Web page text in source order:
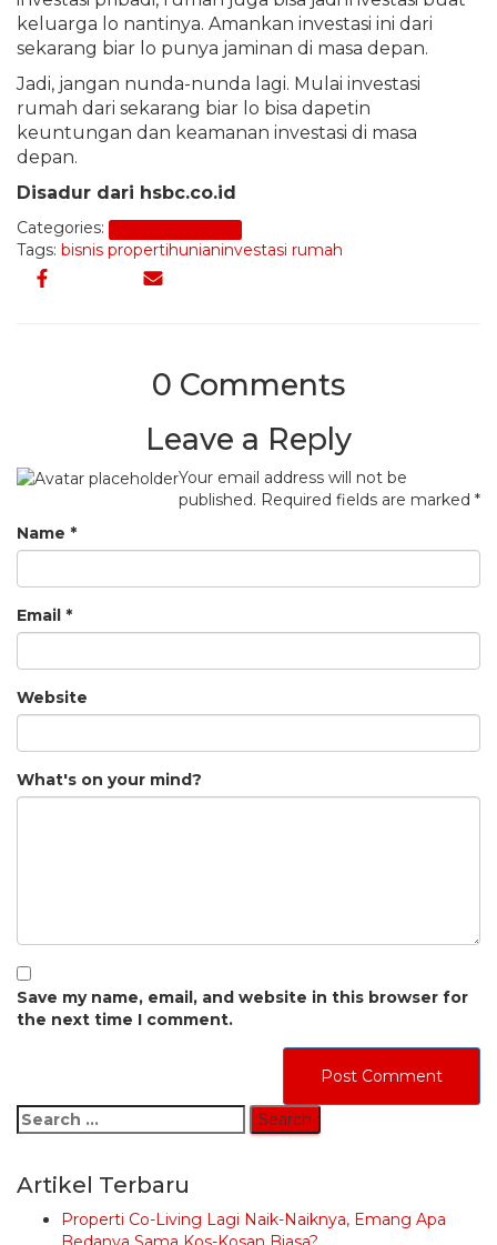
keluarga lo nantinya. Amankan investasi ini dari
sekarang biar lo punya jaminan di masa depan.
Jadi, jangan nunda-nunda lagi. Mulai investasi
rumah dari sekarang biar lo bisa dapetin
keuntungan dan keamanan investasi di masa
depan.
Disadur dari hsbc.co.id
Categories:
Tags: bisnis propertihunianinvestasi rumah
0 Comments
Leave a Reply
Your email address will not be
published. Required fields are marked *
Name *
Email *
Website
What's on your mind?
Save my name, email, and website in this browser for
the next time I comment.
Search
for:
Artikel Terbaru
Properti Co-Living Lagi Naik-Naiknya, Emang Apa